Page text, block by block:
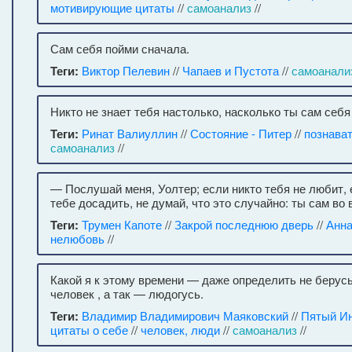
мотивирующие цитаты //самоанализ//
Сам себя пойми сначала.
Теги: Виктор Пелевин// Чапаев и Пустота//
Никто не знает тебя настолько, насколько ты сам
Теги: Ринат Валиуллин//Состояние - Питер//
самоанализ//
— Послушай меня, Уолтер; если никто тебя не любит,
тебе досадить, не думай, что это случайно: ты сам во
Теги: Трумен Капоте//Закрой последнюю дверь//Анна
нелюбовь//
Какой я к этому времени — даже определить не
человек , а так — людогусь.
Теги: Владимир Владимирович Маяковский// Пятый
цитаты о себе//человек, люди//самоанализ//